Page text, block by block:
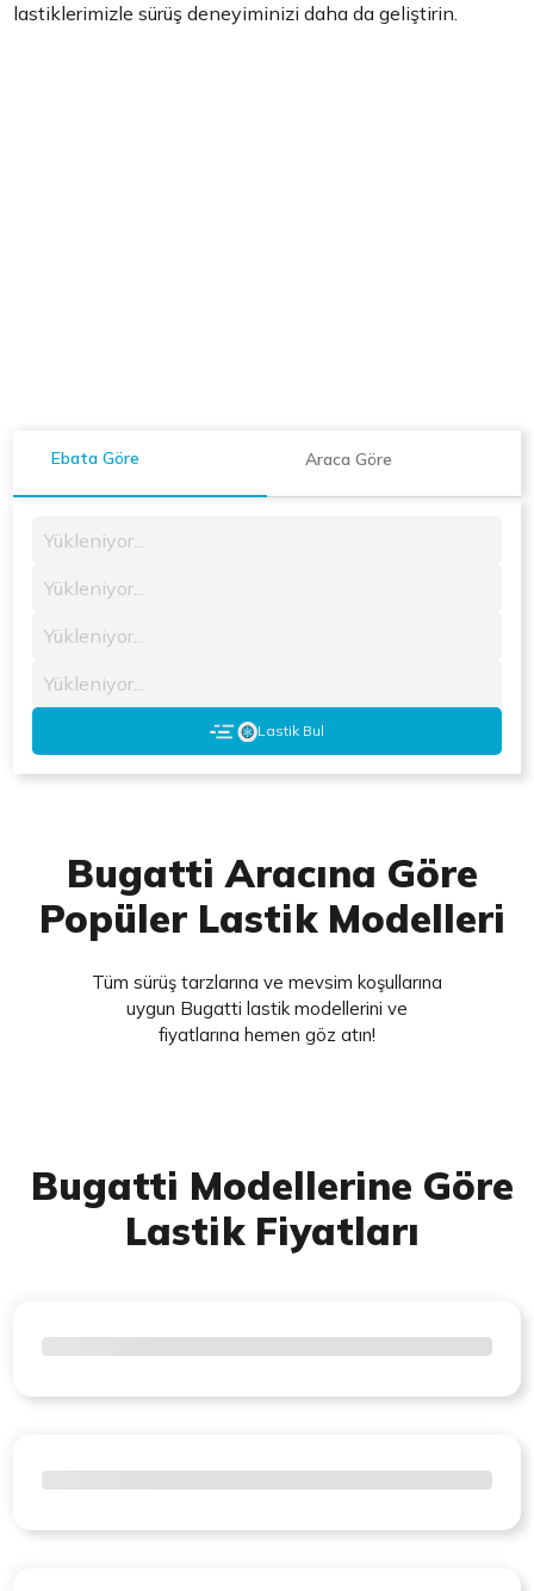
lastiklerimizle sürüş deneyiminizi daha da geliştirin.
Ebata Göre Araca Göre
Yükleniyor...
Yükleniyor...
Yükleniyor...
Yükleniyor...
Lastik Bul
Bugatti Aracına Göre
Popüler Lastik Modelleri
Tüm sürüş tarzlarına ve mevsim koşullarına
uygun Bugatti lastik modellerini ve
fiyatlarına hemen göz atın!
Bugatti Modellerine Göre
Lastik Fiyatları